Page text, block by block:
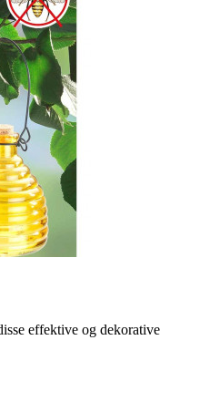
effektive og dekorative